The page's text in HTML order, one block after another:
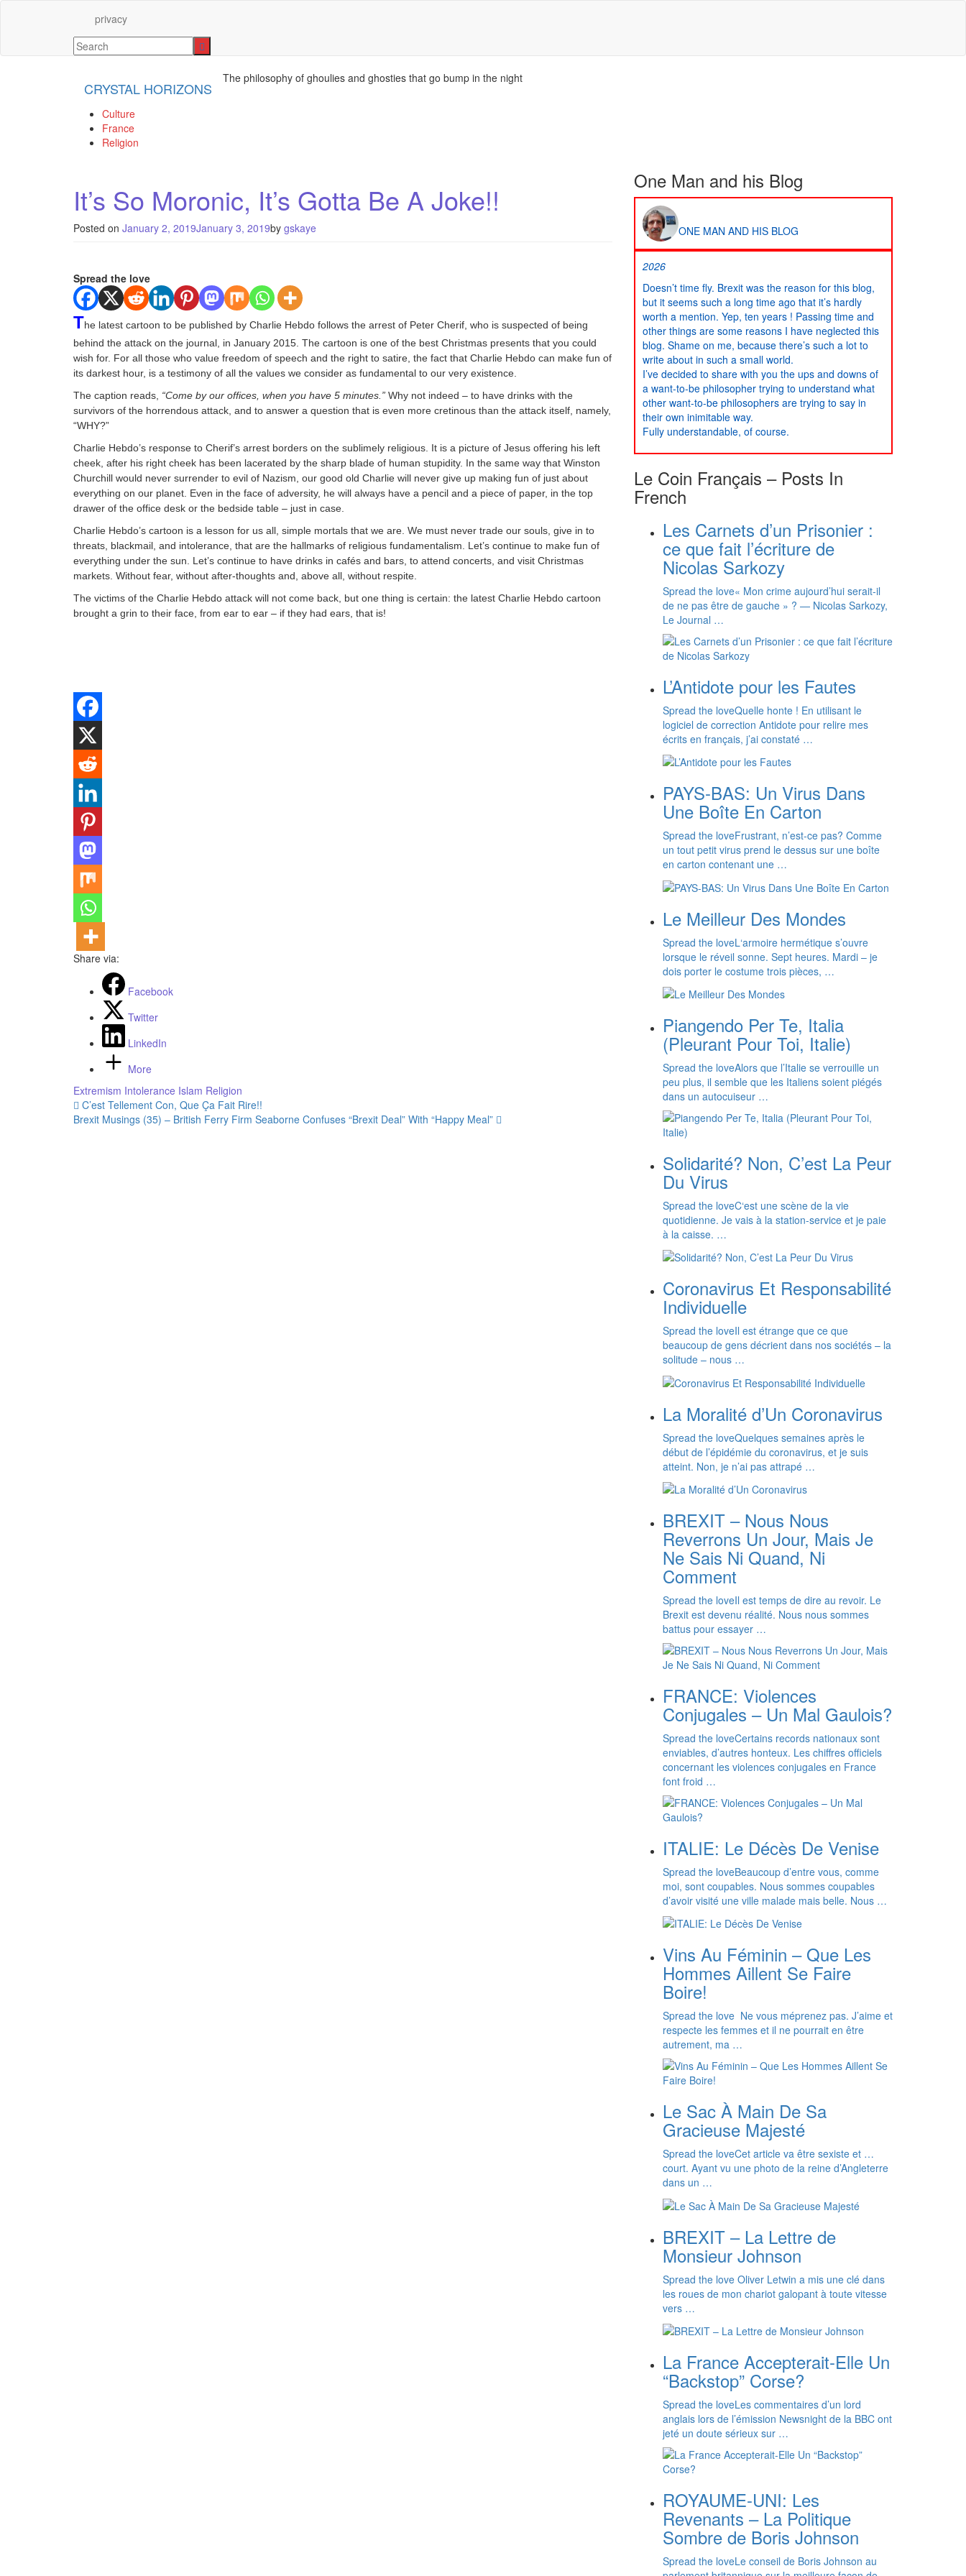
privacy
CRYSTAL HORIZONS
The philosophy of ghoulies and ghosties that go bump in the night
Culture
France
Religion
It’s So Moronic, It’s Gotta Be A Joke!!
Posted on January 2, 2019January 3, 2019by gskaye
Spread the love
The latest cartoon to be published by Charlie Hebdo follows the arrest of Peter Cherif, who is suspected of being
behind the attack on the journal, in January 2015. The cartoon is one of the best Christmas presents that you could
wish for. For all those who value freedom of speech and the right to satire, the fact that Charlie Hebdo can make fun of
its darkest hour, is a testimony of all the values we consider as fundamental to our very existence.
The caption reads, “Come by our offices, when you have 5 minutes.” Why not indeed – to have drinks with the
survivors of the horrendous attack, and to answer a question that is even more cretinous than the attack itself, namely,
“WHY?”
Charlie Hebdo’s response to Cherif’s arrest borders on the sublimely religious. It is a picture of Jesus offering his left
cheek, after his right cheek has been lacerated by the sharp blade of human stupidity. In the same way that Winston
Churchill would never surrender to evil of Nazism, our good old Charlie will never give up making fun of just about
everything on our planet. Even in the face of adversity, he will always have a pencil and a piece of paper, in the top
drawer of the office desk or the bedside table – just in case.
Charlie Hebdo’s cartoon is a lesson for us all, simple mortals that we are. We must never trade our souls, give in to
threats, blackmail, and intolerance, that are the hallmarks of religious fundamentalism. Let’s continue to make fun of
everything under the sun. Let’s continue to have drinks in cafés and bars, to attend concerts, and visit Christmas
markets. Without fear, without after-thoughts and, above all, without respite.
The victims of the Charlie Hebdo attack will not come back, but one thing is certain: the latest Charlie Hebdo cartoon
brought a grin to their face, from ear to ear – if they had ears, that is!
Share via:
Facebook
Twitter
LinkedIn
More
Extremism Intolerance Islam Religion
Post
C’est Tellement Con, Que Ça Fait Rire!!
Brexit Musings (35) – British Ferry Firm Seaborne Confuses “Brexit Deal” With “Happy Meal”
One Man and his Blog
ONE MAN AND HIS BLOG
2026
Doesn’t time fly. Brexit was the reason for this blog,
but it seems such a long time ago that it’s hardly
worth a mention. Yep, ten years ! Passing time and
other things are some reasons I have neglected this
blog. Shame on me, because there’s such a lot to
write about in such a small world.
I’ve decided to share with you the ups and downs of
a want-to-be philosopher trying to understand what
other want-to-be philosophers are trying to say in
their own inimitable way.
Fully understandable, of course.
Le Coin Français – Posts In
French
Les Carnets d’un Prisonier :
ce que fait l’écriture de
Nicolas Sarkozy
Spread the love« Mon crime aujourd’hui serait-il
de ne pas être de gauche » ? — Nicolas Sarkozy,
Le Journal …
L’Antidote pour les Fautes
Spread the loveQuelle honte ! En utilisant le
logiciel de correction Antidote pour relire mes
écrits en français, j’ai constaté …
PAYS-BAS: Un Virus Dans
Une Boîte En Carton
Spread the loveFrustrant, n’est-ce pas? Comme
un tout petit virus prend le dessus sur une boîte
en carton contenant une …
Le Meilleur Des Mondes
Spread the loveL‘armoire hermétique s’ouvre
lorsque le réveil sonne. Sept heures. Mardi – je
dois porter le costume trois pièces, …
Piangendo Per Te, Italia
(Pleurant Pour Toi, Italie)
Spread the loveAlors que l’Italie se verrouille un
peu plus, il semble que les Italiens soient piégés
dans un autocuiseur …
Solidarité? Non, C’est La Peur
Du Virus
Spread the loveC‘est une scène de la vie
quotidienne. Je vais à la station-service et je paie
à la caisse. …
Coronavirus Et Responsabilité
Individuelle
Spread the loveIl est étrange que ce que
beaucoup de gens décrient dans nos sociétés – la
solitude – nous …
La Moralité d’Un Coronavirus
Spread the loveQuelques semaines après le
début de l’épidémie du coronavirus, et je suis
atteint. Non, je n’ai pas attrapé …
BREXIT – Nous Nous
Reverrons Un Jour, Mais Je
Ne Sais Ni Quand, Ni
Comment
Spread the loveIl est temps de dire au revoir. Le
Brexit est devenu réalité. Nous nous sommes
battus pour essayer …
FRANCE: Violences
Conjugales – Un Mal Gaulois?
Spread the loveCertains records nationaux sont
enviables, d’autres honteux. Les chiffres officiels
concernant les violences conjugales en France
font froid …
ITALIE: Le Décès De Venise
Spread the loveBeaucoup d’entre vous, comme
moi, sont coupables. Nous sommes coupables
d’avoir visité une ville malade mais belle. Nous …
Vins Au Féminin – Que Les
Hommes Aillent Se Faire
Boire!
Spread the love Ne vous méprenez pas. J’aime et
respecte les femmes et il ne pourrait en être
autrement, ma …
Le Sac À Main De Sa
Gracieuse Majesté
Spread the loveCet article va être sexiste et …
court. Ayant vu une photo de la reine d’Angleterre
dans un …
BREXIT – La Lettre de
Monsieur Johnson
Spread the love Oliver Letwin a mis une clé dans
les roues de mon chariot galopant à toute vitesse
vers …
La France Accepterait-Elle Un
“Backstop” Corse?
Spread the loveLes commentaires d’un lord
anglais lors de l’émission Newsnight de la BBC ont
jeté un doute sérieux sur …
ROYAUME-UNI: Les
Revenants – La Politique
Sombre de Boris Johnson
Spread the loveLe conseil de Boris Johnson au